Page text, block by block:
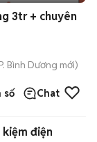
3tr + chuyên
P. Bình Dương mới)
số Chat
điện